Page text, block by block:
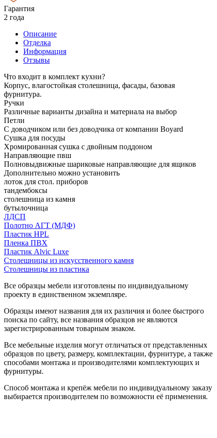
Гарантия
2 года
Описание
Отделка
Информация
Отзывы
Что входит в комплект кухни?
Корпус, влагостойкая столешница, фасады, базовая
фурнитура.
Ручки
Различные варианты дизайна и материала на выбор
Петли
С доводчиком или без доводчика от компании Boyard
Сушка для посуды
Хромированная сушка с двойным поддоном
Направляющие пвш
Полновыдвижные шариковые направляющие для ящиков
Дополнительно можно установить
лоток для стол. приборов
тандембоксы
столешница из камня
бутылочница
ЛДСП
Полотно АГТ (МДФ)
Пластик HPL
Пленка ПВХ
Пластик Alvic Luxe
Столешницы из искусственного камня
Столешницы из пластика
Все образцы мебели изготовлены по индивидуальному
проекту в единственном экземпляре.
Образцы имеют названия для их различия и более быстрого
поиска по сайту, все названия образцов не являются
зарегистрированным товарным знаком.
Все мебельные изделия могут отличаться от представленных
образцов по цвету, размеру, комплектации, фурнитуре, а также
способами монтажа и производителями комплектующих и
фурнитуры.
Способ монтажа и крепёж мебели по индивидуальному заказу
выбирается производителем по возможности её применения.